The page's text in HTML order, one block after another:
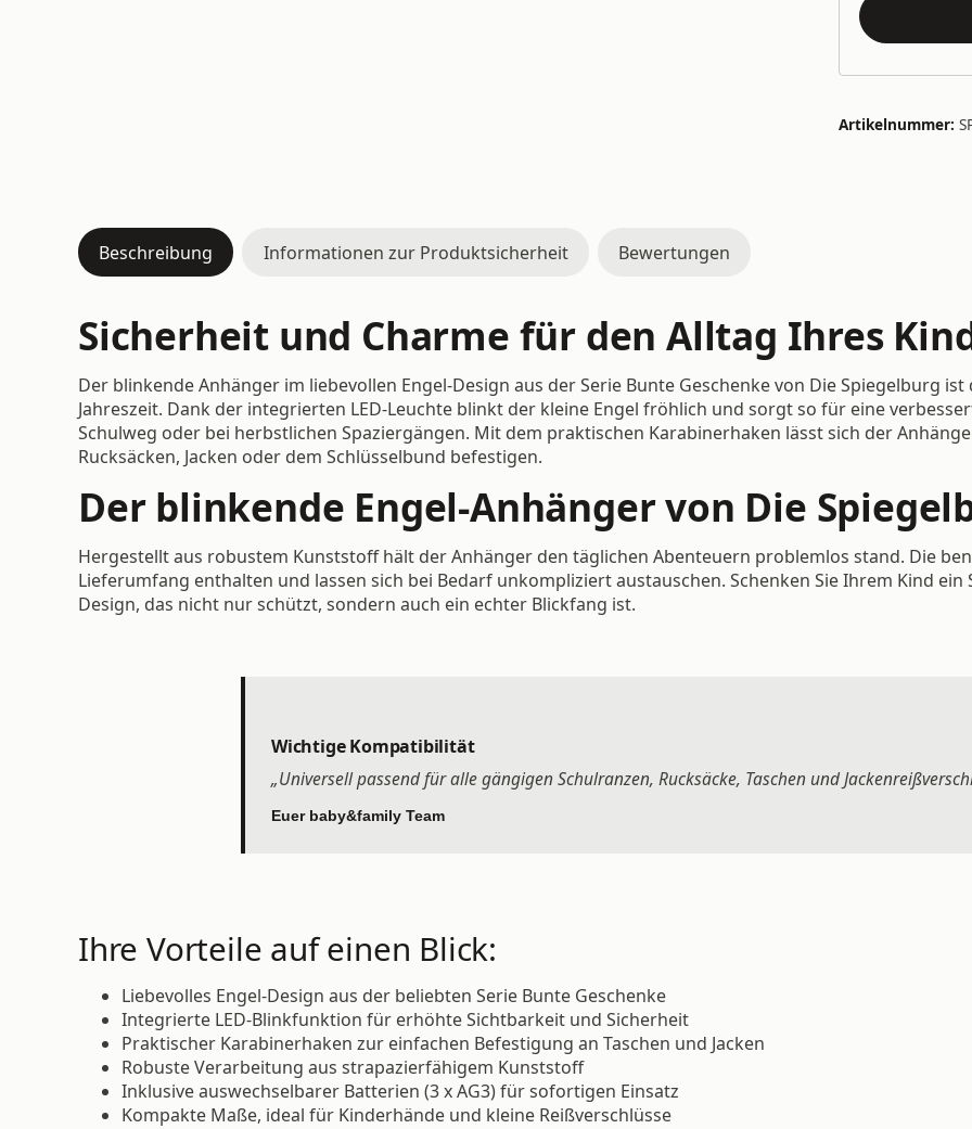
Artikelnummer:
Beschreibung Informationen zur Produktsicherheit Bewertungen
Sicherheit und Charme für den Alltag Ihres
Der blinkende Anhänger im liebevollen Engel-Design aus der Serie Bunte Geschenke von Die Spiegelburg
Jahreszeit. Dank der integrierten LED-Leuchte blinkt der kleine Engel fröhlich und sorgt so für eine
Schulweg oder bei herbstlichen Spaziergängen. Mit dem praktischen Karabinerhaken lässt sich der
Rucksäcken, Jacken oder dem Schlüsselbund befestigen.
Der blinkende Engel-Anhänger von Die
Hergestellt aus robustem Kunststoff hält der Anhänger den täglichen Abenteuern problemlos stand. Die
Lieferumfang enthalten und lassen sich bei Bedarf unkompliziert austauschen. Schenken Sie Ihrem Kind
Design, das nicht nur schützt, sondern auch ein echter Blickfang ist.
Wichtige Kompatibilität
„Universell passend für alle gängigen Schulranzen, Rucksäcke, Taschen und
Euer baby&family Team
Ihre Vorteile auf einen Blick:
Liebevolles Engel-Design aus der beliebten Serie Bunte Geschenke
Integrierte LED-Blinkfunktion für erhöhte Sichtbarkeit und Sicherheit
Praktischer Karabinerhaken zur einfachen Befestigung an Taschen und Jacken
Robuste Verarbeitung aus strapazierfähigem Kunststoff
Inklusive auswechselbarer Batterien (3 x AG3) für sofortigen Einsatz
Kompakte Maße, ideal für Kinderhände und kleine Reißverschlüsse